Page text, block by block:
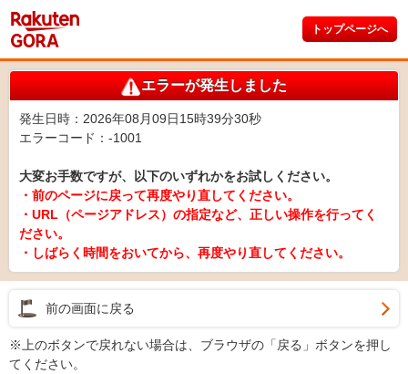
トップページへ
エラーが発生しました
発生日時：2026年08月09日15時39分30秒
エラーコード：-1001
大変お手数ですが、以下のいずれかをお試しください。
・前のページに戻って再度やり直してください。
・URL（ページアドレス）の指定など、正しい操作を行ってく
ださい。
・しばらく時間をおいてから、再度やり直してください。
前の画面に戻る
※上のボタンで戻れない場合は、ブラウザの「戻る」ボタンを押し
てください。